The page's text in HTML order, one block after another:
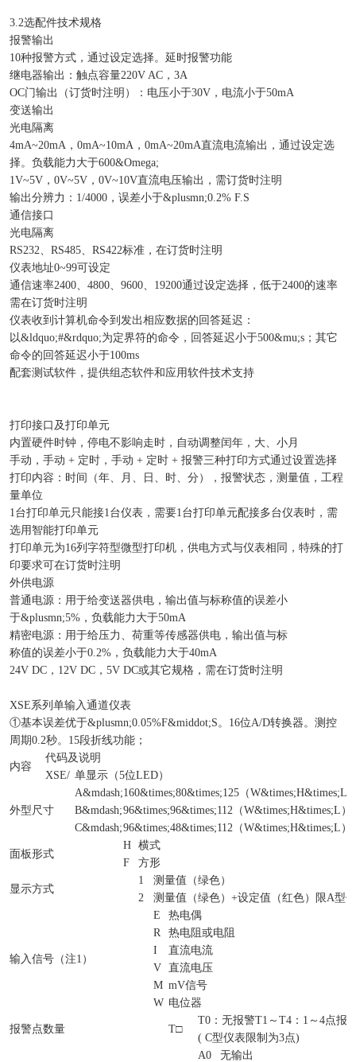
3.2选配件技术规格
报警输出
10种报警方式，通过设定选择。延时报警功能
继电器输出：触点容量220V AC，3A
OC门输出（订货时注明）：电压小于30V，电流小于50mA
变送输出
光电隔离
4mA~20mA，0mA~10mA，0mA~20mA直流电流输出，通过设定选
择。负载能力大于600&Omega;
1V~5V，0V~5V，0V~10V直流电压输出，需订货时注明
输出分辨力：1/4000，误差小于&plusmn;0.2% F.S
通信接口
光电隔离
RS232、RS485、RS422标准，在订货时注明
仪表地址0~99可设定
通信速率2400、4800、9600、19200通过设定选择，低于2400的速率
需在订货时注明
仪表收到计算机命令到发出相应数据的回答延迟：
以&ldquo;#&rdquo;为定界符的命令，回答延迟小于500&mu;s；其它
命令的回答延迟小于100ms
配套测试软件，提供组态软件和应用软件技术支持
打印接口及打印单元
内置硬件时钟，停电不影响走时，自动调整闰年，大、小月
手动，手动 + 定时，手动 + 定时 + 报警三种打印方式通过设置选择
打印内容：时间（年、月、日、时、分），报警状态，测量值，工程
量单位
1台打印单元只能接1台仪表，需要1台打印单元配接多台仪表时，需
选用智能打印单元
打印单元为16列字符型微型打印机，供电方式与仪表相同，特殊的打
印要求可在订货时注明
外供电源
普通电源：用于给变送器供电，输出值与标称值的误差小
于&plusmn;5%，负载能力大于50mA
精密电源：用于给压力、荷重等传感器供电，输出值与标
称值的误差小于0.2%，负载能力大于40mA
24V DC，12V DC，5V DC或其它规格，需在订货时注明
XSE 系列单输入通道仪表
①基本误差优于&plusmn;0.05%F&middot;S 。 16位A/D转换器。测控
周期0.2秒。 15段折线功能；
内容
代码及说明
XSE/ 单显示（5位LED）
外型尺寸
A&mdash;160&times;80&times;125 （W&times;H&times;L
B&mdash;96&times;96&times;112 （W&times;H&times;L ）
C&mdash;96&times;48&times;112 （W&times;H&times;L ）
面板形式
H 横式
F
方形
显示方式
1
测量值（绿色）
2
测量值（绿色） +设定值（红色） 限A型
输入信号（注1 ）
E
热电偶
R
热电阻或电阻
I
直流电流
V 直流电压
M mV信号
W 电位器
报警点数量 T□
T0 ：无报警T1 ～ T4 ： 1 ～ 4点报
( C型仪表限制为3点)
A0 无输出